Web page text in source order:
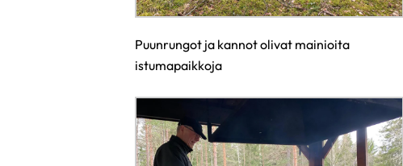
Puunrungot ja kannot olivat mainioita
istumapaikkoja